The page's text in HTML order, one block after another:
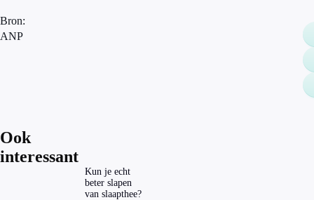
Bron:
ANP
Ook
interessant
Kun je echt
beter slapen
van slaapthee?